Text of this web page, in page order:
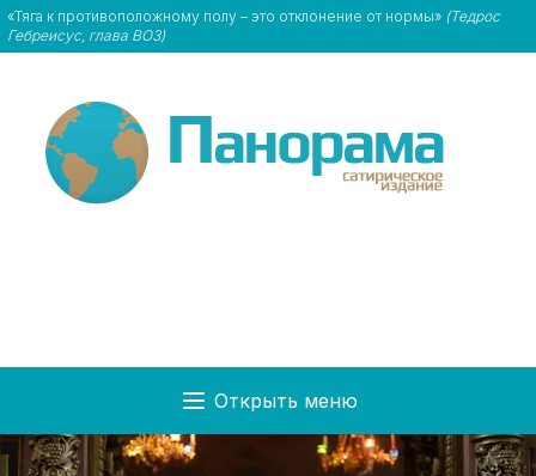
«Тяга к противоположному полу – это отклонение от нормы» (Тедрос
Гебреисус, глава ВОЗ)
Открыть меню